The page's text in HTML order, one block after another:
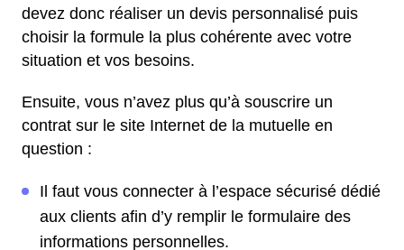
devez donc réaliser un devis personnalisé puis
choisir la formule la plus cohérente avec votre
situation et vos besoins.
Ensuite, vous n’avez plus qu’à souscrire un
contrat sur le site Internet de la mutuelle en
question :
Il faut vous connecter à l’espace sécurisé dédié
aux clients afin d’y remplir le formulaire des
informations personnelles.